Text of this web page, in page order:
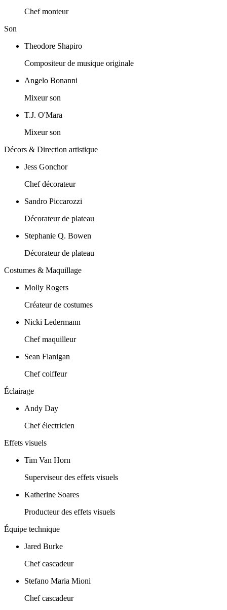
Chef monteur
Son
Theodore Shapiro
Compositeur de musique originale
Angelo Bonanni
Mixeur son
T.J. O'Mara
Mixeur son
Décors & Direction artistique
Jess Gonchor
Chef décorateur
Sandro Piccarozzi
Décorateur de plateau
Stephanie Q. Bowen
Décorateur de plateau
Costumes & Maquillage
Molly Rogers
Créateur de costumes
Nicki Ledermann
Chef maquilleur
Sean Flanigan
Chef coiffeur
Éclairage
Andy Day
Chef électricien
Effets visuels
Tim Van Horn
Superviseur des effets visuels
Katherine Soares
Producteur des effets visuels
Équipe technique
Jared Burke
Chef cascadeur
Stefano Maria Mioni
Chef cascadeur